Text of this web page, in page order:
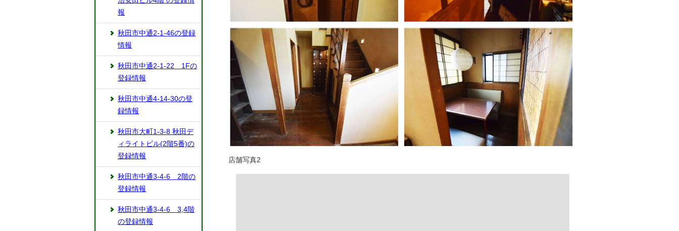
店舗写真2
報
秋田市中通2-1-46の登録
情報
秋田市中通2-1-22 1Fの
登録情報
秋田市中通4-14-30の登
録情報
秋田市大町1-3-8 秋田デ
ィライトビル(2階5番)の
登録情報
秋田市中通3-4-6 2階の
登録情報
秋田市中通3-4-6 3,4階
の登録情報